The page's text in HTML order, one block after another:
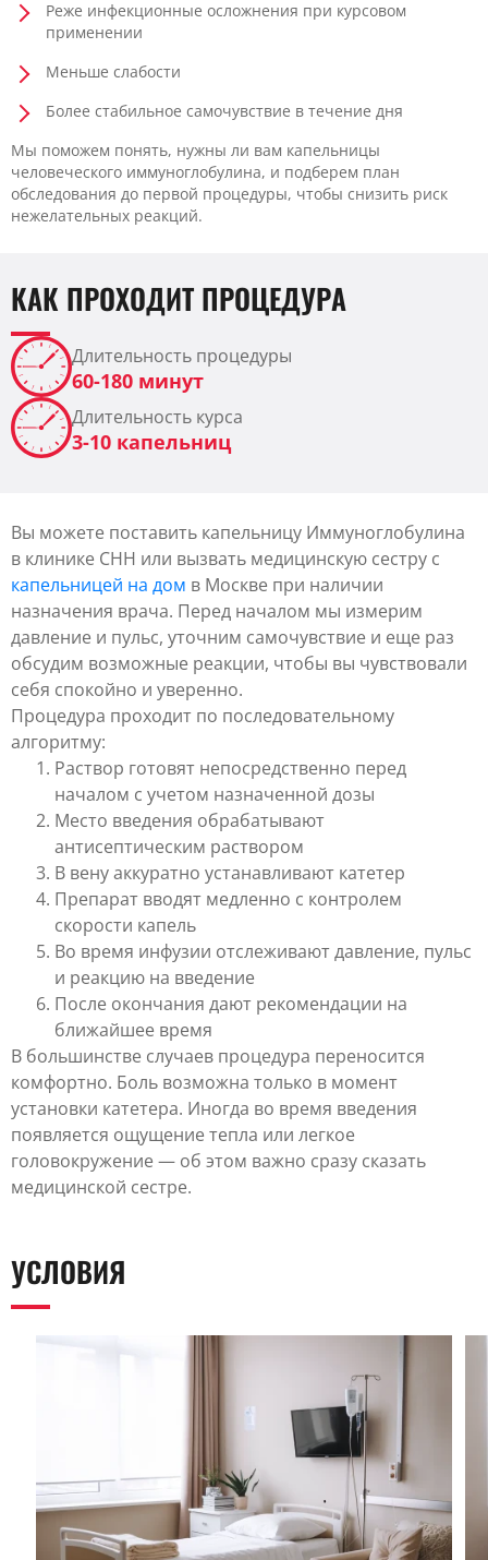
Реже инфекционные осложнения при курсовом
применении
Меньше слабости
Более стабильное самочувствие в течение дня
Мы поможем понять, нужны ли вам капельницы
человеческого иммуноглобулина, и подберем план
обследования до первой процедуры, чтобы снизить риск
нежелательных реакций.
КАК ПРОХОДИТ ПРОЦЕДУРА
Длительность процедуры
60-180 минут
Длительность курса
3-10 капельниц
Вы можете поставить капельницу Иммуноглобулина
в клинике CHH или вызвать медицинскую сестру с
капельницей на дом в Москве при наличии
назначения врача. Перед началом мы измерим
давление и пульс, уточним самочувствие и еще раз
обсудим возможные реакции, чтобы вы чувствовали
себя спокойно и уверенно.
Процедура проходит по последовательному
алгоритму:
Раствор готовят непосредственно перед
началом с учетом назначенной дозы
Место введения обрабатывают
антисептическим раствором
В вену аккуратно устанавливают катетер
Препарат вводят медленно с контролем
скорости капель
Во время инфузии отслеживают давление, пульс
и реакцию на введение
После окончания дают рекомендации на
ближайшее время
В большинстве случаев процедура переносится
комфортно. Боль возможна только в момент
установки катетера. Иногда во время введения
появляется ощущение тепла или легкое
головокружение — об этом важно сразу сказать
медицинской сестре.
УСЛОВИЯ